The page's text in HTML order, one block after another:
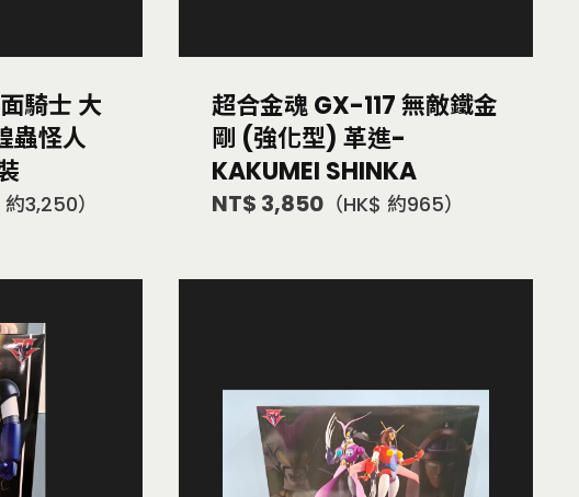
騎士 大
蟲怪人
約3,250）
超合金魂 GX-117 無敵鐵金
剛 (強化型) 革進-
KAKUMEI SHINKA
NT$ 3,850 （HK$ 約965）